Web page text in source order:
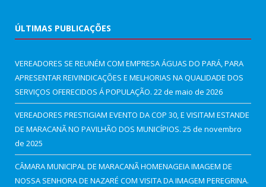
ÚLTIMAS PUBLICAÇÕES
VEREADORES SE REUNÉM COM EMPRESA ÁGUAS DO PARÁ, PARA
APRESENTAR REIVINDICAÇÕES E MELHORIAS NA QUALIDADE DOS
SERVIÇOS OFERECIDOS Á POPULAÇÃO. 22 de maio de 2026
VEREADORES PRESTIGIAM EVENTO DA COP 30, E VISITAM ESTANDE
DE MARACANÃ NO PAVILHÃO DOS MUNICÍPIOS. 25 de novembro
de 2025
CÂMARA MUNICIPAL DE MARACANÃ HOMENAGEIA IMAGEM DE
NOSSA SENHORA DE NAZARÉ COM VISITA DA IMAGEM PEREGRINA.